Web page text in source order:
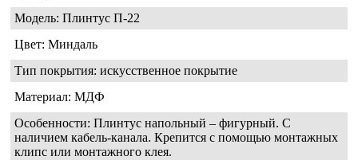
Модель: Плинтус П-22
Цвет: Миндаль
Тип покрытия: искусственное покрытие
Материал: МДФ
Особенности: Плинтус напольный – фигурный. С
наличием кабель-канала. Крепится с помощью монтажных
клипс или монтажного клея.